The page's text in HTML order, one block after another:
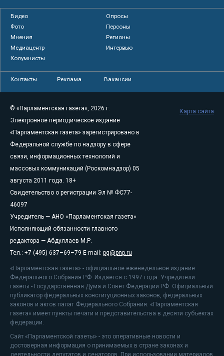
Видео
Опросы
Фото
Персоны
Мнения
Регионы
Медиацентр
Интервью
Колумнисты
Контакты Реклама Вакансии
© «Парламентская газета», 2026 г.
Электронное периодическое издание
«Парламентская газета» зарегистрировано в
Федеральной службе по надзору в сфере
связи, информационных технологий и
массовых коммуникаций (Роскомнадзор) 05
августа 2011 года. 18+
Свидетельство о регистрации Эл № ФС77-
46097
Учредитель — АНО «Парламентская газета»
Исполняющий обязанности главного
редактора — Абдуллаев М.Р.
Тел.: +7 (495) 637–69–79 E-mail: pg@pnp.ru
«Парламентская газета» - официальное еженедельное издание
Федерального Собрания РФ. Издается с 1997 года. Учредители
газеты - Государственная Дума и Совет Федерации РФ. Официальный
публикатор федеральных конституционных законов, федеральных
законов и актов палат Федерального Собрания. «Парламентская
газета» имеет пункты печати и представительства в десяти субъектах
федерации.
Сайт «Парламентской газеты» - это оперативные новости и
достоверная информация о принимаемых в стране законах и
Карта сайта